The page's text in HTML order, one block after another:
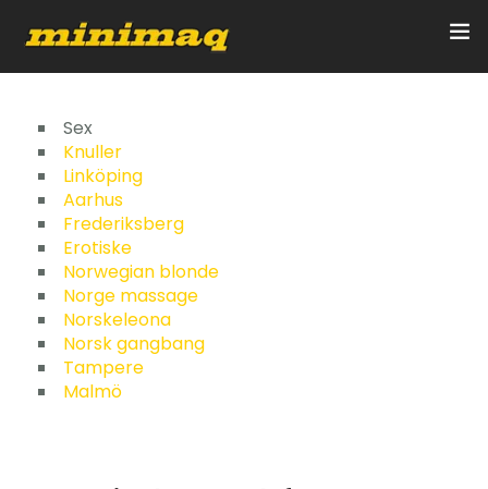
Inicio
Servicios
Implementos
Control Remoto/GPS
Quienes Somos
Contacto
Sex
Knuller
Linköping
Aarhus
Frederiksberg
Erotiske
Norwegian blonde
Norge massage
Norskeleona
Norsk gangbang
Tampere
Malmö